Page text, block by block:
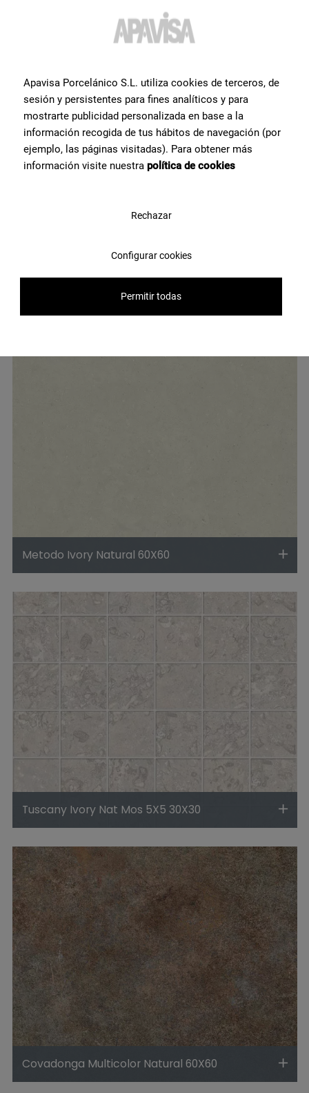
Metodo Ivory Natural 60X60
Tuscany Ivory Nat Mos 5X5 30X30
Covadonga Multicolor Natural 60X60
potrebbero interessarti
Apavisa Porcelánico S.L. utiliza cookies de terceros, de
sesión y persistentes para fines analíticos y para
mostrarte publicidad personalizada en base a la
información recogida de tus hábitos de navegación (por
ejemplo, las páginas visitadas). Para obtener más
información visite nuestra política de cookies
Rechazar
Configurar cookies
Permitir todas